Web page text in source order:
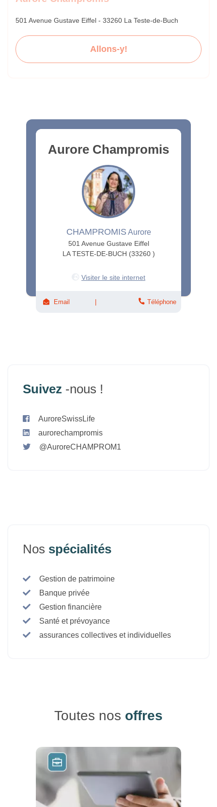
501 Avenue Gustave Eiffel - 33260 La Teste-de-Buch
Allons-y!
Aurore Champromis
CHAMPROMIS Aurore
501 Avenue Gustave Eiffel
LA TESTE-DE-BUCH (33260 )
Visiter le site internet
Email Téléphone
Suivez -nous !
AuroreSwissLife
aurorechampromis
@AuroreCHAMPROM1
Nos spécialités
Gestion de patrimoine
Banque privée
Gestion financière
Santé et prévoyance
assurances collectives et individuelles
Toutes nos offres